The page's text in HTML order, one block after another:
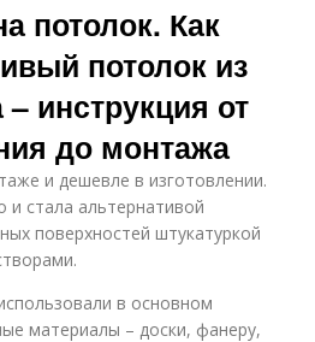
потолок. Как
потолок из
– инструкция от
до монтажа
и дешевле в изготовлении.
и стала альтернативой
поверхностей штукатуркой
в основном
материалы – доски, фанеру,